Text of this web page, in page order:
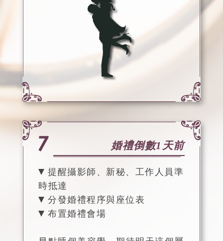
婚禮倒數1天前
提醒攝影師、新秘、工作人員準
時抵達
分發婚禮程序與座位表
布置婚禮會場